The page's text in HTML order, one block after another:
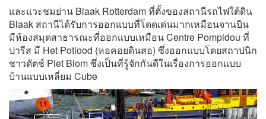
และแวะชมย่าน Blaak Rotterdam ที่ตั้งของสถานีรถไฟใต้ดิน
Blaak สถานีได้รับการออกแบบที่โดดเด่นมากเหมือนจานบิน
มีห้องสมุดสาธารณะที่ออกแบบเหมือน Centre Pompidou ที่
ปารีส มี Het Potlood (หอคอยดินสอ) ซึ่งออกแบบโดยสถาปนิก
ชาวดัตช์ Piet Blom ซึ่งเป็นที่รู้จักกันดีในเรื่องการออกแบบ
บ้านแบบเหลี่ยม Cube